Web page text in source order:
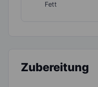
Fett
Zubereitung